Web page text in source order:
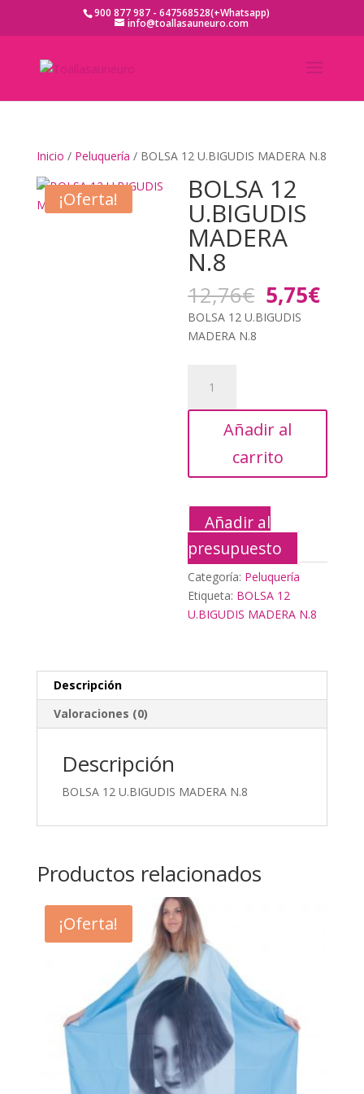
900 877 987 - 647568528(+Whatsapp)
info@toallasauneuro.com
Inicio / Peluquería / BOLSA 12 U.BIGUDIS MADERA N.8
¡Oferta! BOLSA 12
U.BIGUDIS
MADERA
N.8
12,76€ El
precio
original
5,75€El
BOLSA 12 U.BIGUDIS
MADERA N.8
U.BIGUDIS
MADERAAñadir al
carrito
Añadir al
presupuesto
Categoría: Peluquería
Etiqueta: BOLSA 12
U.BIGUDIS MADERA N.8
Descripción
Valoraciones (0)
Descripción
BOLSA 12 U.BIGUDIS MADERA N.8
Productos relacionados
¡Oferta!